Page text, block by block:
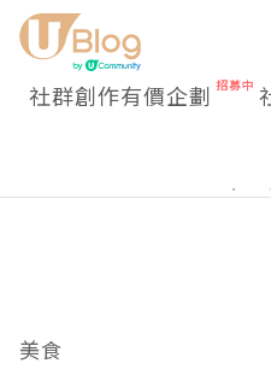
社群創作有價企劃
美食